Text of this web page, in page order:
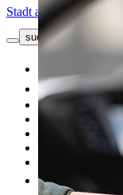
Stadt auswählen
suche button - icon
Top Angebote
Unsere Marken
Fahrzeug
Mehr